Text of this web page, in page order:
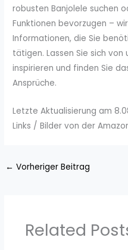
robusten Banjolele suchen
Funktionen bevorzugen –
Informationen, die Sie
tätigen. Lassen Sie sich von
inspirieren und finden Sie
Ansprüche.
Letzte Aktualisierung am
Links / Bilder von der
← Vorheriger Beitrag
Related